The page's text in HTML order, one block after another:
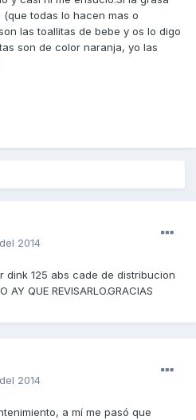
todas lo hacen mas o
las toallitas de bebe y os lo digo
son de color naranja, yo las
2014
dink 125 abs cade de distribucion
QUE REVISARLO.GRACIAS
2014
a mí me pasó que